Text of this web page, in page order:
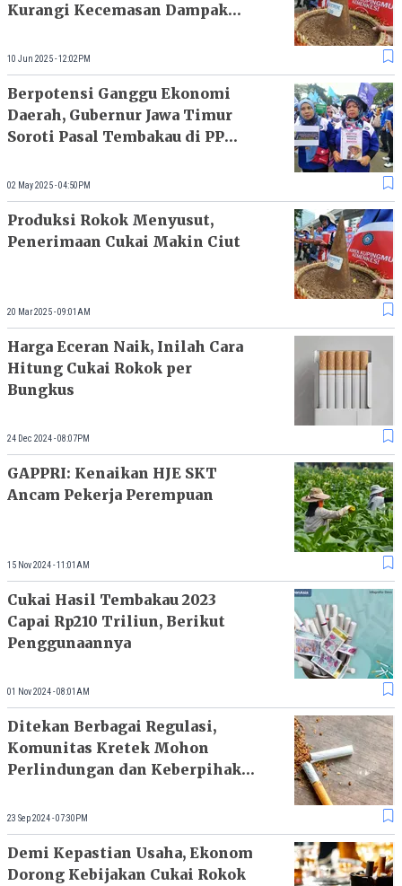
Kurangi Kecemasan Dampak
10 Jun 2025 - 12:02PM
Berpotensi Ganggu Ekonomi
Daerah, Gubernur Jawa Timur
Soroti Pasal Tembakau di PP
02 May 2025 - 04:50PM
Produksi Rokok Menyusut,
Penerimaan Cukai Makin Ciut
20 Mar 2025 - 09:01AM
Harga Eceran Naik, Inilah Cara
Hitung Cukai Rokok per
Bungkus
24 Dec 2024 - 08:07PM
GAPPRI: Kenaikan HJE SKT
Ancam Pekerja Perempuan
15 Nov 2024 - 11:01AM
Cukai Hasil Tembakau 2023
Capai Rp210 Triliun, Berikut
Penggunaannya
01 Nov 2024 - 08:01AM
Ditekan Berbagai Regulasi,
Komunitas Kretek Mohon
Perlindungan dan Keberpihakan
23 Sep 2024 - 07:30PM
Demi Kepastian Usaha, Ekonom
Dorong Kebijakan Cukai Rokok